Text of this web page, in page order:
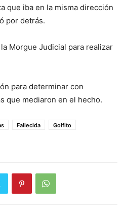
que iba en la misma dirección
por detrás.
Morgue Judicial para realizar
para determinar con
que mediaron en el hecho.
Fallecida
Golfito